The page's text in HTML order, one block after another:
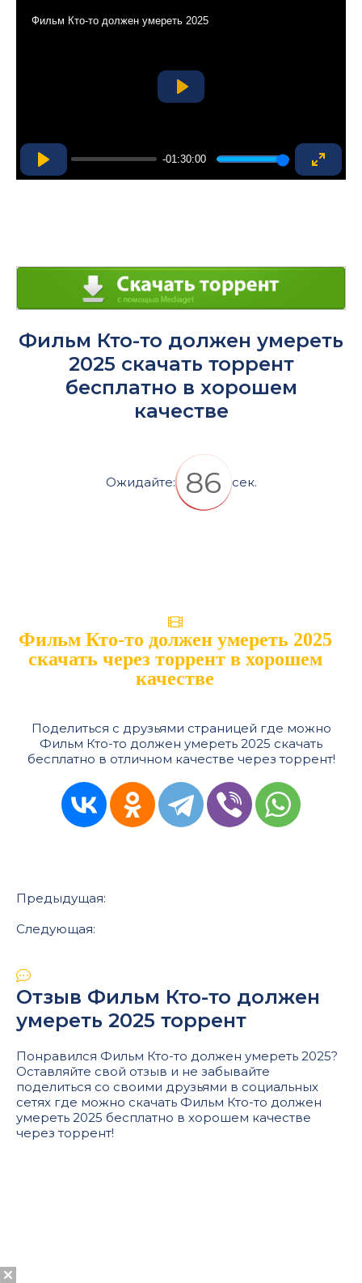
Play
-01:30:00
Enter
Фильм Кто-то должен умереть 2025
Фильм Кто-то должен умереть
2025 скачать торрент
бесплатно в хорошем
качестве
Ожидайте: 86 сек.
Фильм Кто-то должен умереть 2025
скачать через торрент в хорошем
качестве
Поделиться с друзьями страницей где можно
Фильм Кто-то должен умереть 2025 скачать
бесплатно в отличном качестве через торрент!
Предыдущая:
Следующая:
Отзыв Фильм Кто-то должен
умереть 2025 торрент
Понравился Фильм Кто-то должен умереть 2025?
Оставляйте свой отзыв и не забывайте
поделиться со своими друзьями в социальных
сетях где можно скачать Фильм Кто-то должен
умереть 2025 бесплатно в хорошем качестве
через торрент!